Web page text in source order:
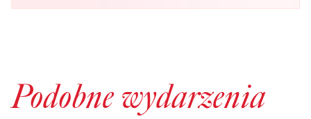
Podobne wydarzenia